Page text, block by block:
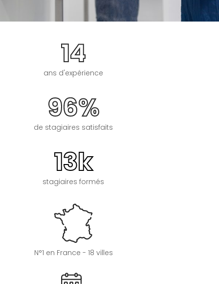
14
ans d'expérience
96%
de stagiaires satisfaits
13k
stagiaires formés
N°1 en France - 18 villes